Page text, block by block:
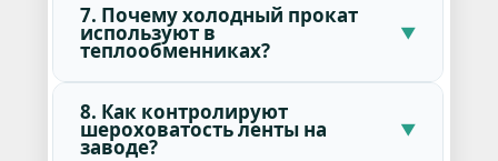
7. Почему холодный прокат
используют в
теплообменниках?
8. Как контролируют
шероховатость ленты на
заводе?